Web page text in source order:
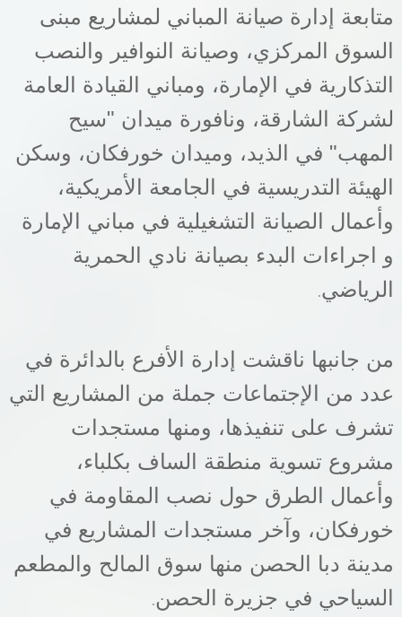
متابعة إدارة صيانة المباني لمشاريع مبنى
السوق المركزي، وصيانة النوافير والنصب
التذكارية في الإمارة، ومباني القيادة العامة
لشركة الشارقة، ونافورة ميدان "سيح
المهب" في الذيد، وميدان خورفكان، وسكن
الهيئة التدريسية في الجامعة الأمريكية،
وأعمال الصيانة التشغيلية في مباني الإمارة
و اجراءات البدء بصيانة نادي الحمرية
الرياضي .
من جانبها ناقشت إدارة الأفرع بالدائرة في
عدد من الإجتماعات جملة من المشاريع التي
تشرف على تنفيذها، ومنها مستجدات
مشروع تسوية منطقة الساف بكلباء،
وأعمال الطرق حول نصب المقاومة في
خورفكان، وآخر مستجدات المشاريع في
مدينة دبا الحصن منها سوق المالح والمطعم
السياحي في جزيرة الحصن.